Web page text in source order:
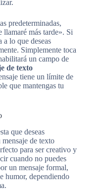
predeterminadas,
más tarde». Si
a lo que deseas
Simplemente toca
un campo de
de texto
tiene un límite de
que mantengas tu
que deseas
de texto
para ser creativo y
cuando no puedes
un mensaje formal,
humor, dependiendo